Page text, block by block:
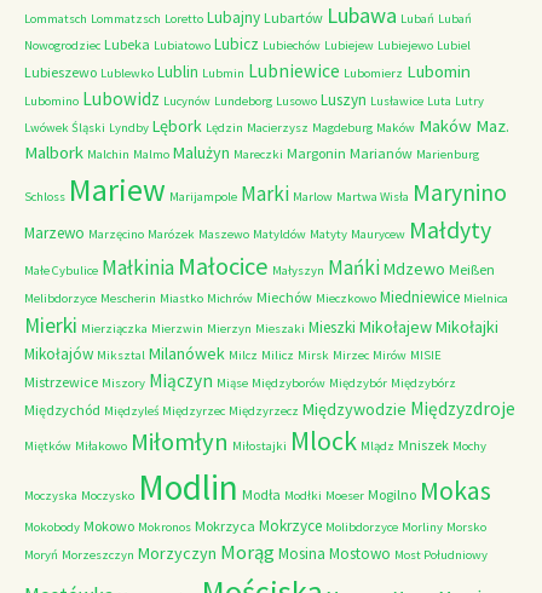
Lommatsch Lommatzsch Loretto Lubajny Lubartów Lubawa Lubań Lubań
Nowogrodziec Lubeka Lubiatowo Lubicz Lubiechów Lubiejew Lubiejewo Lubiel
Lubieszewo Lublewko Lublin Lubmin Lubniewice Lubomierz Lubomin
Lubomino Lubowidz Lucynów Lundeborg Lusowo Luszyn Lusławice Luta Lutry
Lwówek Śląski Lyndby Lębork Lędzin Macierzysz Magdeburg Maków Maków Maz.
Malbork Malchin Malmo Malużyn Mareczki Margonin Marianów Marienburg
Schloss Mariew Marijampole Marki Marlow Martwa Wisła Marynino
Marzewo Marzęcino Marózek Maszewo Matyldów Matyty Maurycew Małdyty
Małe Cybulice Małkinia Małocice Małyszyn MańkiMdzewo Meißen
Melibdorzyce Mescherin Miastko Michrów Miechów Mieczkowo Miedniewice Mielnica
Mierki Mierziączka Mierzwin Mierzyn Mieszaki Mieszki MikołajewMikołajki
Mikołajów Miksztal Milanówek Milcz Milicz Mirsk Mirzec Mirów MISIE
Mistrzewice Miszory Miączyn Miąse Międzyborów Międzybór Międzybórz
Międzychód Międzyleś Międzyrzec Międzyrzecz Międzywodzie Międzyzdroje
Miętków Miłakowo Miłomłyn Miłostajki Mlock Mlądz Mniszek Mochy
Moczyska Moczysko Modlin Modła Modłki Moeser Mogilno Mokas
Mokobody Mokowo Mokronos Mokrzyca Mokrzyce Molibdorzyce Morliny Morsko
Moryń Morzeszczyn Morzyczyn MorągMosina Mostowo Most Południowy